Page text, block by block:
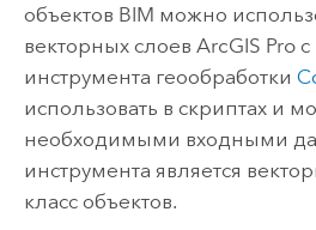
объектов BIM можно
векторных слоев ArcGIS Proс
инструмента геообработки
использовать в скриптах и
необходимыми входными
инструмента является
класс объектов.